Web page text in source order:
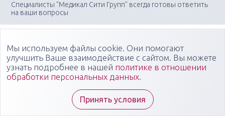
Специалисты "Медикал Сити Групп" всегда готовы ответить
на ваши вопросы
Мы используем файлы cookie. Они помогают
улучшить Ваше взаимодействие с сайтом. Вы можете
узнать подробнее в нашей политике в отношении
обработки персональных данных.
Принять условия